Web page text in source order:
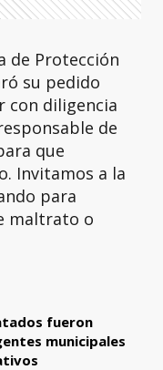
de Protección
su pedido
con diligencia
de
que
Invitamos a la
para
maltrato o
fueron
municipales